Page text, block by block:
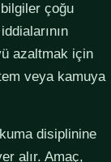
çoğu
azaltmak için
veya kamuya
disiplinine
alır. Amaç,